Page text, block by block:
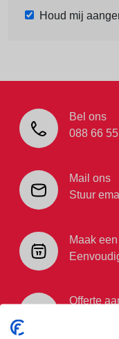
Houd mij
Bel ons
088 66
Mail ons
Stuur
Maak
Offerte